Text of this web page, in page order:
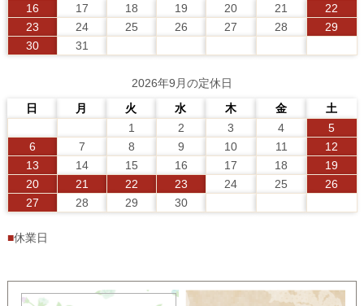
16
17 18 19 20 21
22
23
24 25 26 27 28
29
30
31
2026年9月の定休日
日
月 火 水 木 金
土
1
2 3 4
5
6
7 8 9 10 11
12
13
14 15 16 17 18
19
20
21 22 23 24 25
26
27
28 29 30
■休業日